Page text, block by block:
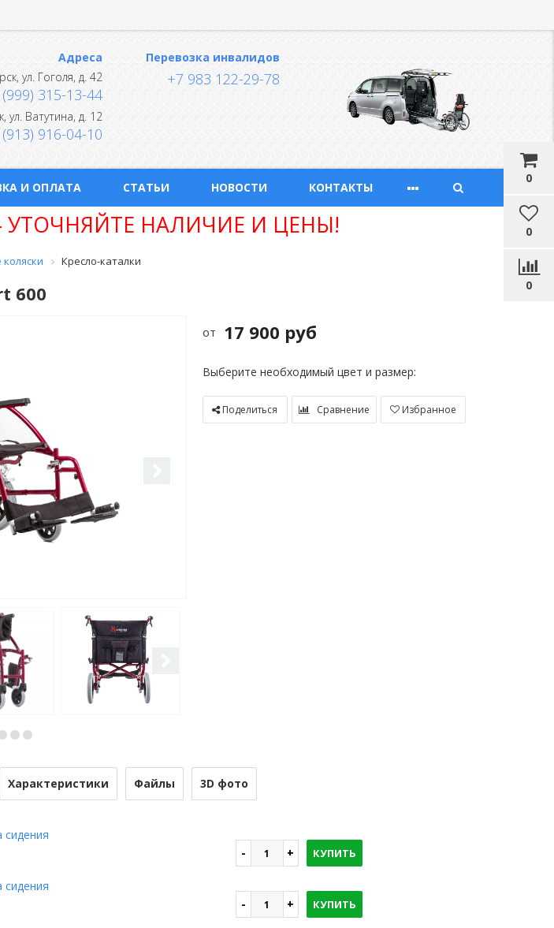
0
0
0
Адреса
, ул. Гоголя, д. 42
315-13-44
, ул. Ватутина, д. 12
916-04-10
Перевозка инвалидов
+7 983 122-29-78
И ОПЛАТА СТАТЬИ НОВОСТИ КОНТАКТЫ
НАЛИЧИЕ И ЦЕНЫ!
Кресло-каталки
600
17 900 руб
от
Выберите необходимый цвет и размер:
Поделиться Сравнение Избранное
Характеристики Файлы 3D фото
сидения
КУПИТЬ
сидения
КУПИТЬ